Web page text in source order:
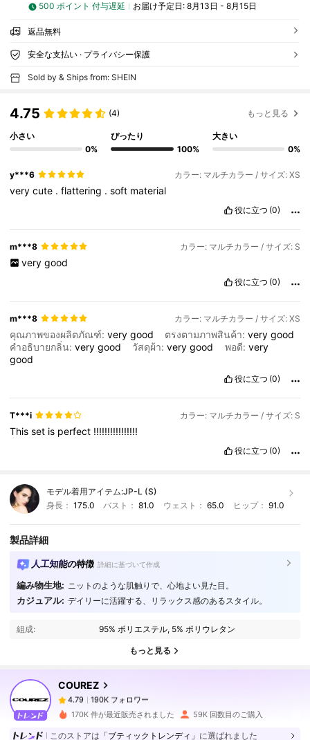
500 ポイント 付与遅延 お届け予定日: 8月13日 - 8月15日
返品無料
安全な支払い · プライバシー保護
Sold by & Ships from: SHEIN
4.75 (4) もっと見る
小さい
0%
ぴったり
100%
大きい
0%
y***6 カラー: マルチカラー / サイズ: XS
verycute .flattering .soft material
役に立つ (0)
m***8 カラー: マルチカラー / サイズ: S
very good
役に立つ (0)
m***8 カラー: マルチカラー / サイズ: XS
คุณภาพของผลิตภัณฑ์:verygood ตรงตามภาพสินค้า:verygood
คำอธิบายกลิ่น:verygood วัสดุผ้า:verygood พอดี: very
good
役に立つ (0)
T***i カラー: マルチカラー / サイズ: S
Thisset is perfect !!!!!!!!!!!!!!!!
役に立つ (0)
モデル着用アイテム:JP-L (S)
身長： 175.0 バスト：81.0 ウェスト： 65.0 ヒップ： 91.0
製品詳細
人工知能の特徴 詳細に基づいて作成
編み物生地: ニットのような肌触りで、心地よい見た目。
カジュアル: デイリーに活躍する、リラックス感のあるスタイル。
組成: 95% ポリエステル, 5% ポリウレタン
もっと見る
COUREZ
4.79 190K フォロワー
4.79
190K フォロワー
m***yは1日前に購入しました
4.79 190K フォロワー
170K 件が最近販売されました 59K 回数目のご購入
このストアは 「ブティックトレンディ」 に選ばれました